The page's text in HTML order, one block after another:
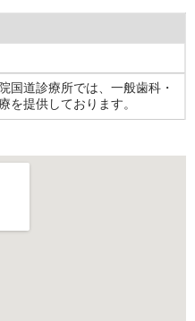
国道診療所では、一般歯科・
を提供しております。